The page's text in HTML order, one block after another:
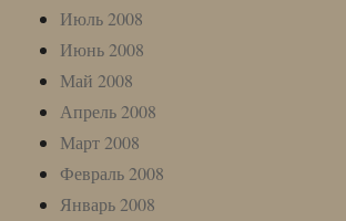
Июль 2008
Июнь 2008
Май 2008
Апрель 2008
Март 2008
Февраль 2008
Январь 2008